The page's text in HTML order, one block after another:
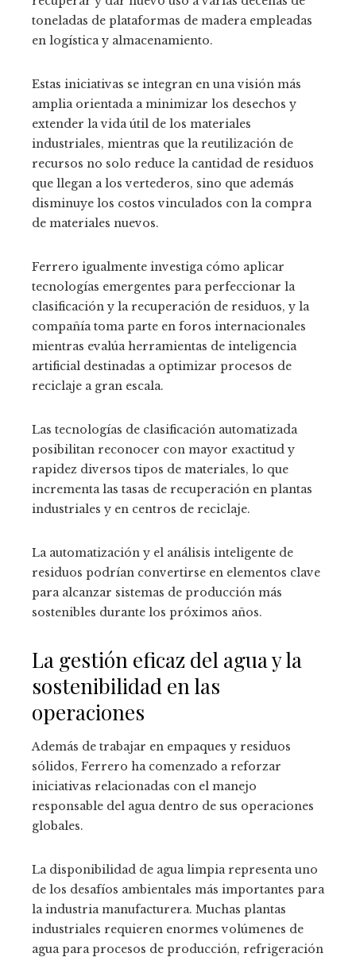
toneladas de plataformas de madera empleadas
en logística y almacenamiento.
Estas iniciativas se integran en una visión más
amplia orientada a minimizar los desechos y
extender la vida útil de los materiales
industriales, mientras que la reutilización de
recursos no solo reduce la cantidad de residuos
que llegan a los vertederos, sino que además
disminuye los costos vinculados con la compra
de materiales nuevos.
Ferrero igualmente investiga cómo aplicar
tecnologías emergentes para perfeccionar la
clasificación y la recuperación de residuos, y la
compañía toma parte en foros internacionales
mientras evalúa herramientas de inteligencia
artificial destinadas a optimizar procesos de
reciclaje a gran escala.
Las tecnologías de clasificación automatizada
posibilitan reconocer con mayor exactitud y
rapidez diversos tipos de materiales, lo que
incrementa las tasas de recuperación en plantas
industriales y en centros de reciclaje.
La automatización y el análisis inteligente de
residuos podrían convertirse en elementos clave
para alcanzar sistemas de producción más
sostenibles durante los próximos años.
La gestión eficaz del agua y la
sostenibilidad en las
operaciones
Además de trabajar en empaques y residuos
sólidos, Ferrero ha comenzado a reforzar
iniciativas relacionadas con el manejo
responsable del agua dentro de sus operaciones
globales.
La disponibilidad de agua limpia representa uno
de los desafíos ambientales más importantes para
la industria manufacturera. Muchas plantas
industriales requieren enormes volúmenes de
agua para procesos de producción, refrigeración